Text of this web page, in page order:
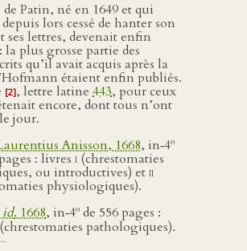
de Patin, né en 1649 et qui
lors cessé de hanter son
ses lettres, devenait enfin
la plus grosse partie des
qu’il avait acquis après la
étaient enfin publiés.
[2], lettre latine 443, pour ceux
encore, dont tous n’ont
jour.
Anisson, 1668, in‑4o
: livres i (chrestomaties
ou introductives) etii
physiologiques).
id. 1668, in‑4o de 556 pages :
(chrestomaties pathologiques).